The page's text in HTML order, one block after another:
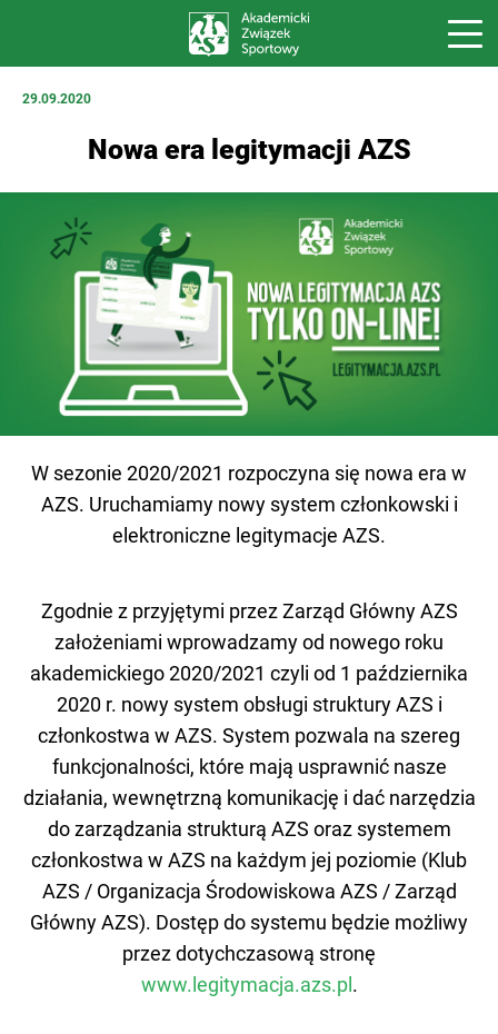
29.09.2020
Nowa era legitymacji AZS
W sezonie 2020/2021 rozpoczyna się nowa era w
AZS. Uruchamiamy nowy system członkowski i
elektroniczne legitymacje AZS.
Zgodnie z przyjętymi przez Zarząd Główny AZS
założeniami wprowadzamy od nowego roku
akademickiego 2020/2021 czyli od 1 października
2020 r. nowy system obsługi struktury AZS i
członkostwa w AZS. System pozwala na szereg
funkcjonalności, które mają usprawnić nasze
działania, wewnętrzną komunikację i dać narzędzia
do zarządzania strukturą AZS oraz systemem
członkostwa w AZS na każdym jej poziomie (Klub
AZS / Organizacja Środowiskowa AZS / Zarząd
Główny AZS). Dostęp do systemu będzie możliwy
przez dotychczasową stronę
www.legitymacja.azs.pl .